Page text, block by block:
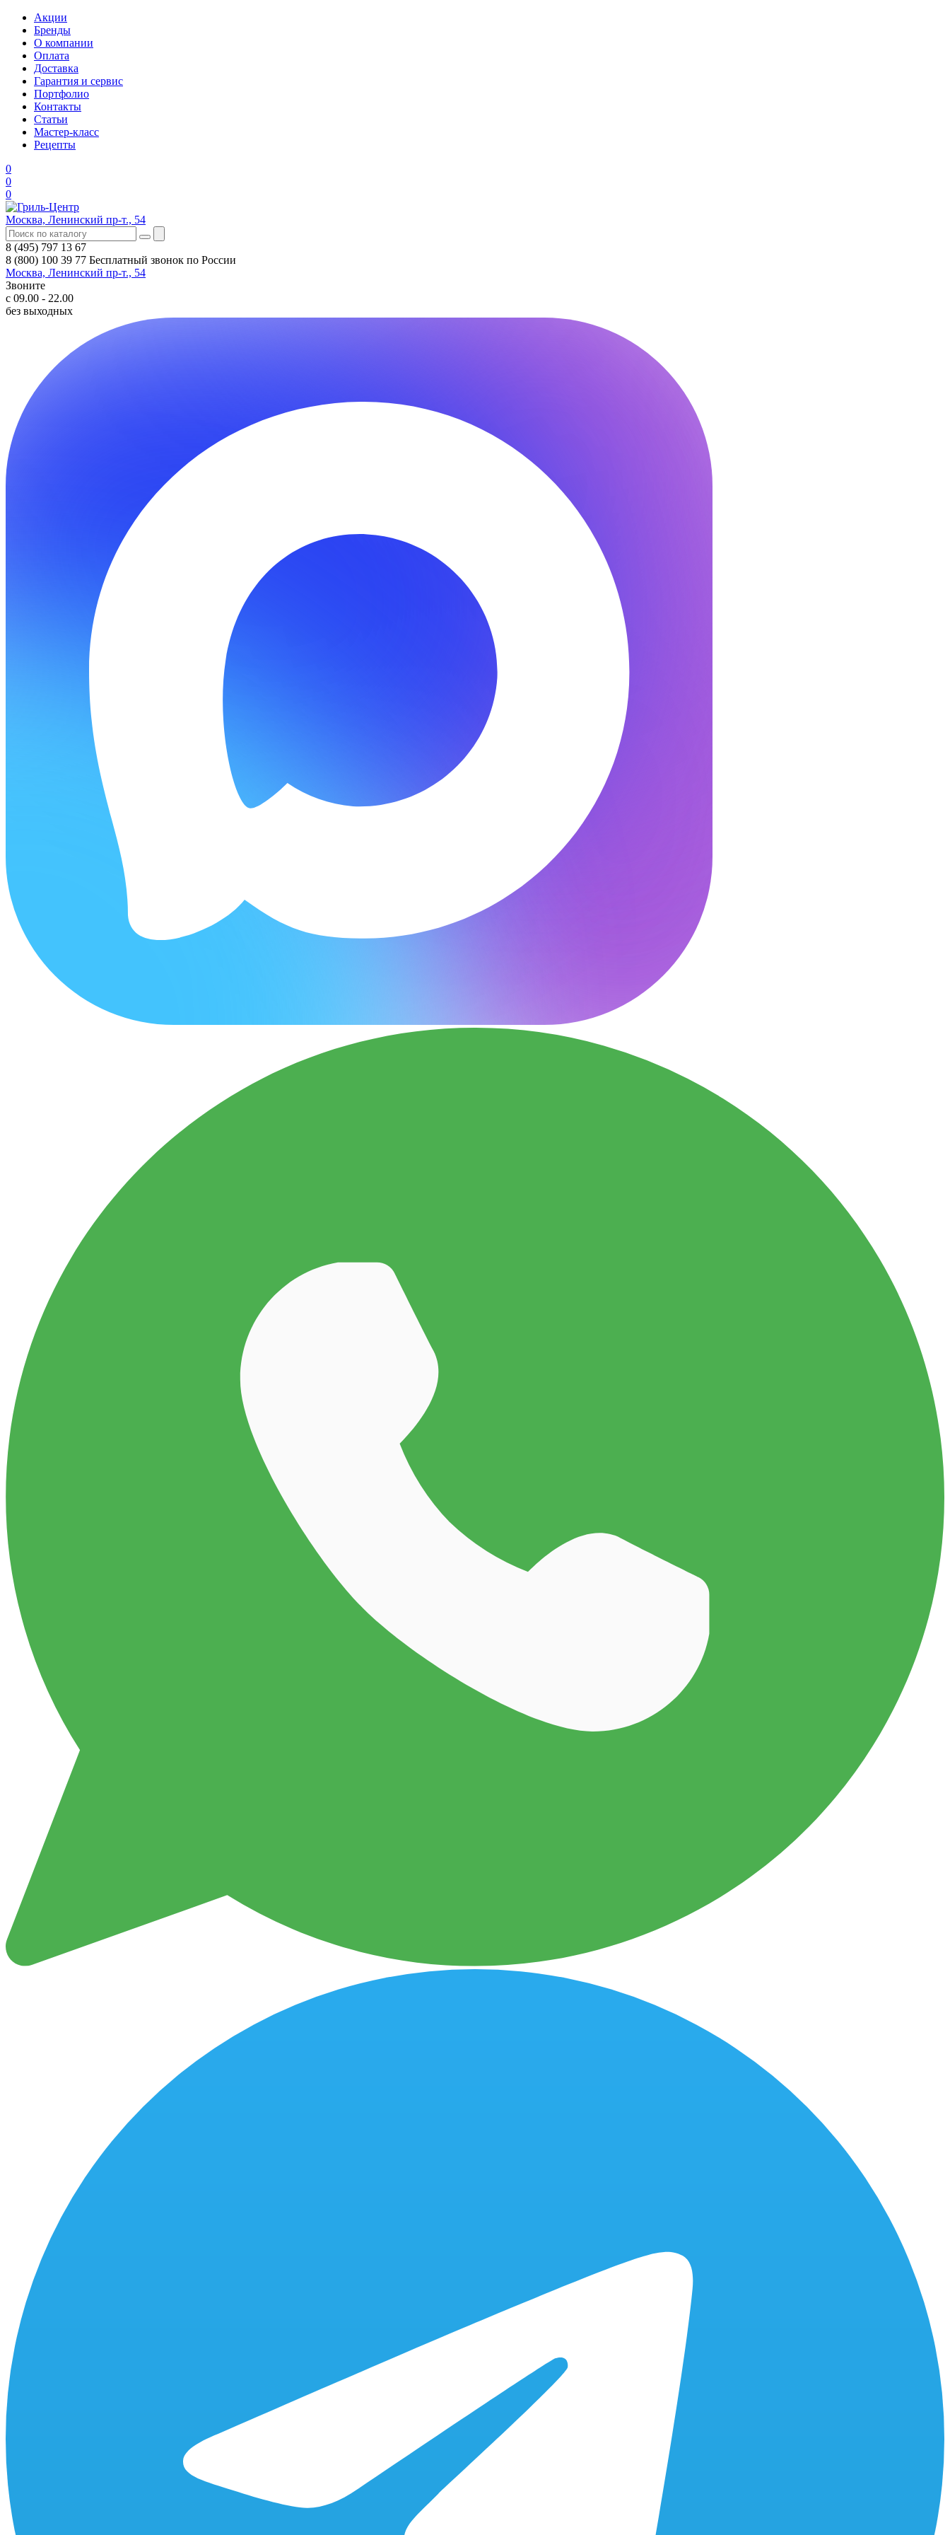
Акции
Бренды
О компании
Оплата
Доставка
Гарантия и сервис
Портфолио
Контакты
Статьи
Мастер-класс
Рецепты
0
0
0
Москва, Ленинский пр-т., 54
8 (495) 797 13 67
8 (800) 100 39 77 Бесплатный звонок по России
Москва, Ленинский пр-т., 54
Звоните
с 09.00 - 22.00
без выходных